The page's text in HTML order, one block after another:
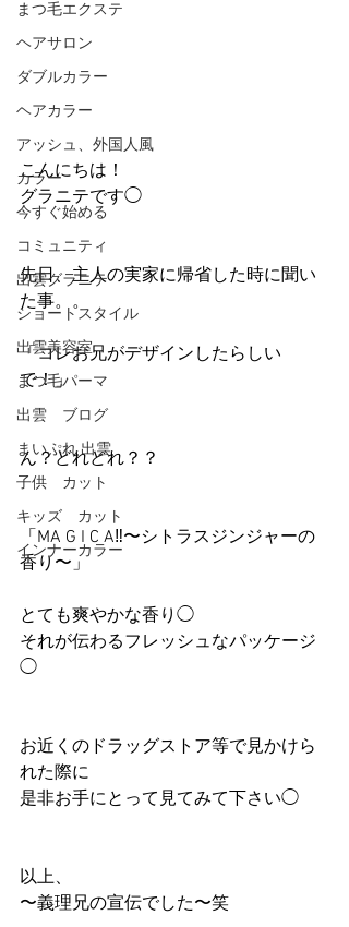
まつ毛エクステ
ヘアサロン
ダブルカラー
ヘアカラー
アッシュ、外国人風
カラー
今すぐ始める
コミュニティ
出雲グラニテ
ショートスタイル
出雲美容室
まつ毛パーマ
出雲 ブログ
まいぷれ 出雲
子供 カット
キッズ カット
インナーカラー
こんにちは！
グラニテです◯
先日、主人の実家に帰省した時に聞い
た事。。
「コレお兄がデザインしたらしい
で！」
ん？どれどれ？？
「MA G I C A‼︎〜シトラスジンジャーの
香り〜」
とても爽やかな香り◯
それが伝わるフレッシュなパッケージ
◯
お近くのドラッグストア等で見かけら
れた際に
是非お手にとって見てみて下さい◯
以上、
〜義理兄の宣伝でした〜笑